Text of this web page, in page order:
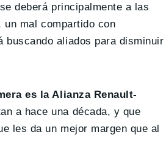
deberá principalmente a las
mal compartido con
buscando aliados para disminuir
es la Alianza Renault-
a hace una década, y que
les da un mejor margen que al